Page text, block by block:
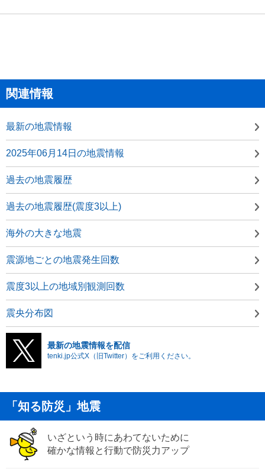
関連情報
最新の地震情報
2025年06月14日の地震情報
過去の地震履歴
過去の地震履歴(震度3以上)
海外の大きな地震
震源地ごとの地震発生回数
震度3以上の地域別観測回数
震央分布図
最新の地震情報を配信
tenki.jp公式X（旧Twitter）をご利用ください。
「知る防災」地震
いざという時にあわてないために
確かな情報と行動で防災力アップ